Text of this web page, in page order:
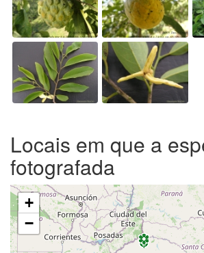
Locais em que a
fotografada
+
−